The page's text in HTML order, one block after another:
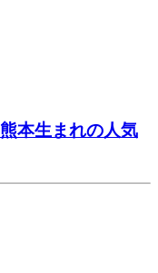
本生まれの人気